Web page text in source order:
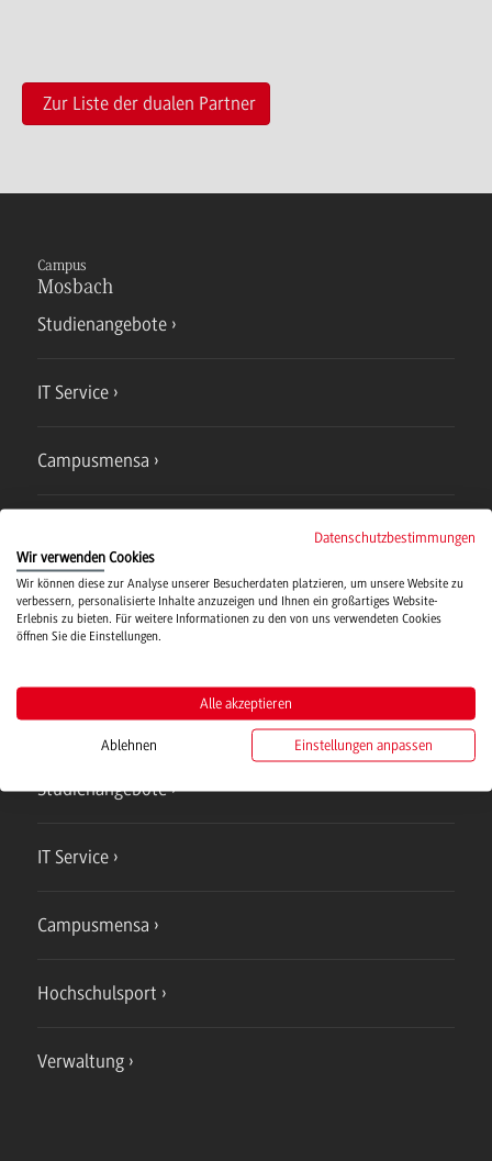
Zur Liste der dualen Partner
Campus
Mosbach
Studienangebote
IT Service
Campusmensa
Verwaltung
Bad Mergentheim
Studienangebote
IT Service
Campusmensa
Hochschulsport
Verwaltung
Datenschutzbestimmungen
Wir verwenden Cookies
Wir können diese zur Analyse unserer Besucherdaten platzieren, um unsere Website zu
verbessern, personalisierte Inhalte anzuzeigen und Ihnen ein großartiges Website-
Erlebnis zu bieten. Für weitere Informationen zu den von uns verwendeten Cookies
öffnen Sie die Einstellungen.
Alle akzeptieren
Ablehnen Einstellungen anpassen